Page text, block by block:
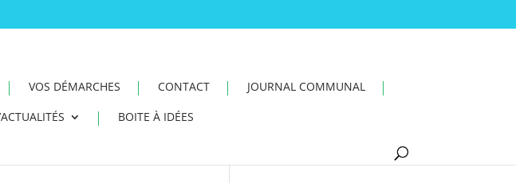
VOS DÉMARCHES CONTACT
JOURNAL COMMUNAL
BOITE À IDÉES